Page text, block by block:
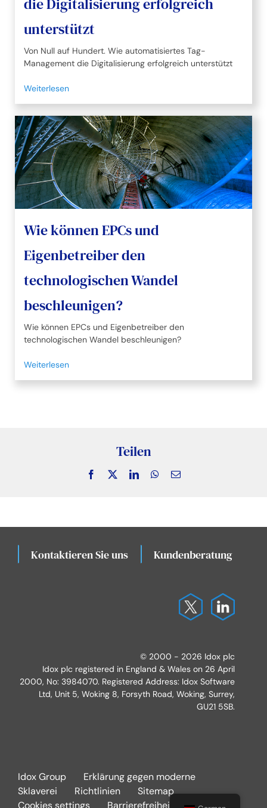
die Digitalisierung erfolgreich
unterstützt
Von Null auf Hundert. Wie automatisiertes Tag-
Management die Digitalisierung erfolgreich unterstützt
Weiterlesen
Wie können EPCs und
Eigenbetreiber den
technologischen Wandel
beschleunigen?
Wie können EPCs und Eigenbetreiber den
technologischen Wandel beschleunigen?
Weiterlesen
Teilen
Facebook LinkedInWhatsApp
Email
Kontaktieren Sie uns Kundenberatung
© 2000 - 2026 Idox plc
Idox plc registered in England & Wales on 26 April
2000, No: 3984070. Registered Address: Idox Software
Ltd, Unit 5, Woking 8, Forsyth Road, Woking, Surrey,
GU21 5SB.
Idox Group
Erklärung gegen moderne
Sklaverei
Richtlinien
Sitemap